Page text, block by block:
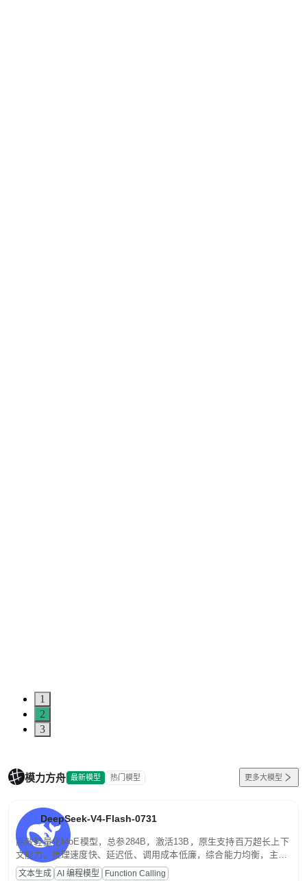
1
2
3
模力方舟 最新模型 热门模型 更多大模型
DeepSeek-V4-Flash-0731
高效轻量化MoE模型，总参284B，激活13B，原生支持百万超长上下
文能力。推理速度快、延迟低、调用成本低廉，综合能力均衡，主打
高并发、轻量化任务，适合日常对话、内容创作、基础 RAG、批量
文本生成 AI 编程模型 Function Calling